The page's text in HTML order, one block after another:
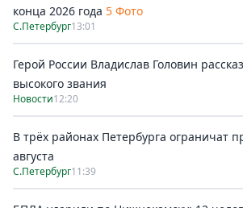
конца 2026 года 5 Фото
С.Петербург13:01
Герой России Владислав Головин
высокого звания
Новости12:20
В трёх районах Петербурга ограничат
августа
С.Петербург11:39